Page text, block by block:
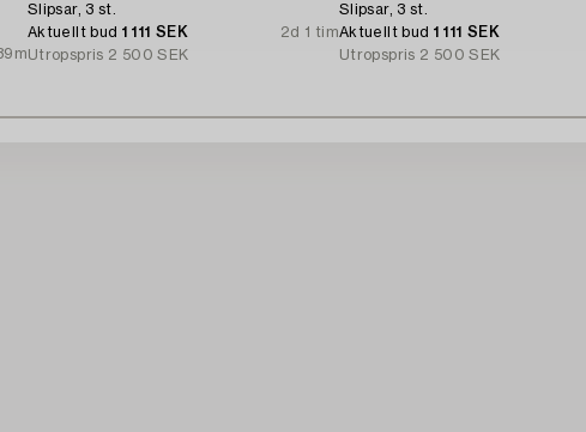
Slipsar, 3 st.
Aktuellt bud 1 111 SEK
2d 1 tim
Utropspris 2 500 SEK
Slipsar, 3 st.
Aktuellt bud 1 111 SEK
Utropspris 2 500 SEK